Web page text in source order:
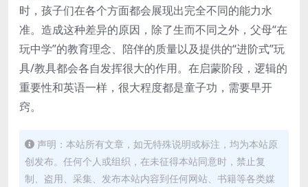
时，孩子们在各个方面都会展现出完全不同的能力水
准。造成这种差异的原因，除了生而不同之外，父母“在
玩中学”的教育理念、陪伴的质量以及提供的“进阶式”玩
具/教具都会各自发挥很大的作用。在启蒙阶段，逻辑的
重要性和英语一样，很大程度都是童子功，需要早开
窍。
声明：本站所有文章，如无特殊说明或标注，均为本站原
创发布。任何个人或组织，在未征得本站同意时，禁止复
制、盗用、采集、发布本站内容到任何网站、书籍等各类媒